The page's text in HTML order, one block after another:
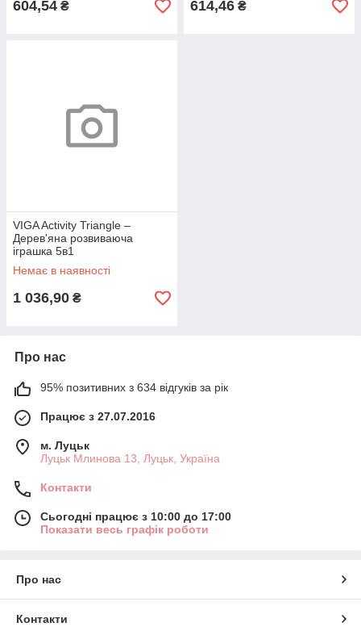
604,54 ₴ 614,46 ₴
VIGA Activity Triangle –
Дерев'яна розвиваюча
іграшка 5в1
Немає в наявності
1 036,90 ₴
Про нас
95% позитивних з 634 відгуків за рік
Працює з 27.07.2016
м. Луцьк
Луцьк Млинова 13, Луцьк, Україна
Контакти
Сьогодні працює з 10:00 до 17:00
Показати весь графік роботи
Про нас
Контакти